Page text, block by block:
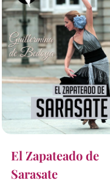
El Zapateado de
Sarasate